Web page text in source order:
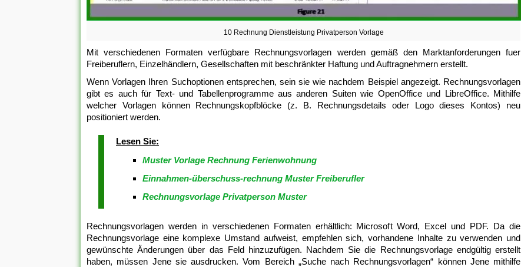
10 Rechnung Dienstleistung Privatperson Vorlage
Mit verschiedenen Formaten verfügbare Rechnungsvorlagen werden gemäß den Marktanforderungen fuer
Freiberuflern, Einzelhändlern, Gesellschaften mit beschränkter Haftung und Auftragnehmern erstellt.
Wenn Vorlagen Ihren Suchoptionen entsprechen, sein sie wie nachdem Beispiel angezeigt. Rechnungsvorlagen
gibt es auch für Text- und Tabellenprogramme aus anderen Suiten wie OpenOffice und LibreOffice. Mithilfe
welcher Vorlagen können Rechnungskopfblöcke (z. B. Rechnungsdetails oder Logo dieses Kontos) neu
positioniert werden.
Lesen Sie:
Muster Vorlage Rechnung Ferienwohnung
Einnahmen-überschuss-rechnung Muster Freiberufler
Rechnungsvorlage Privatperson Muster
Rechnungsvorlagen werden in verschiedenen Formaten erhältlich: Microsoft Word, Excel und PDF. Da die
Rechnungsvorlage eine komplexe Umstand aufweist, empfehlen sich, vorhandene Inhalte zu verwenden und
gewünschte Änderungen über das Feld hinzuzufügen. Nachdem Sie die Rechnungsvorlage endgültig erstellt
haben, müssen Jene sie ausdrucken. Vom Bereich „Suche nach Rechnungsvorlagen“ können Jene mithilfe